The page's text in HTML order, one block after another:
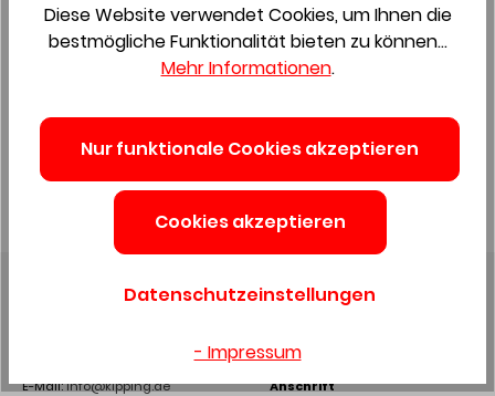
Behalten Sie interessante Produkte im Auge, indem Sie sie
E-Mail:info@kipping.de
KONTAKT
Anschrift
Diese Website verwendet Cookies, um Ihnen die
bestmögliche Funktionalität bieten zu können...
Mehr Informationen.
Nur funktionale Cookies akzeptieren
Cookies akzeptieren
Datenschutzeinstellungen
- Impressum